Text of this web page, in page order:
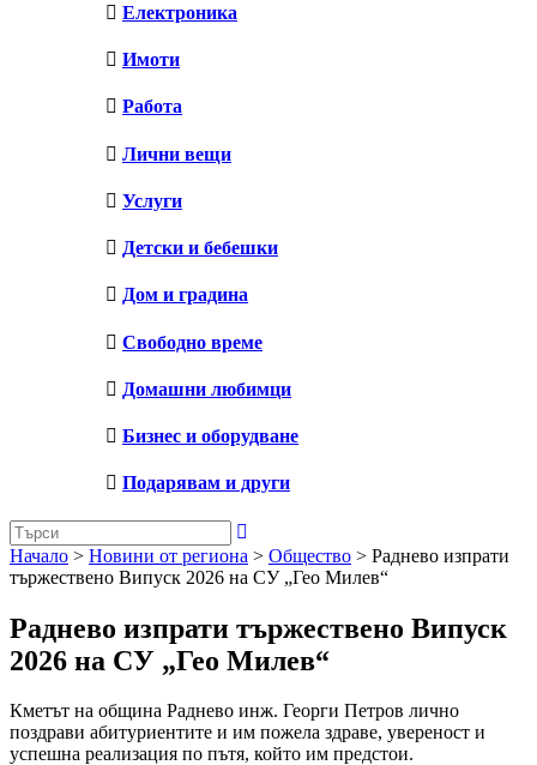
Електроника
Имоти
Работа
Лични вещи
Услуги
Детски и бебешки
Дом и градина
Свободно време
Домашни любимци
Бизнес и оборудване
Подарявам и други
Начало > Новини от региона > Общество > Раднево изпрати
тържествено Випуск 2026 на СУ „Гео Милев“
Раднево изпрати тържествено Випуск
2026 на СУ „Гео Милев“
Кметът на община Раднево инж. Георги Петров лично
поздрави абитуриентите и им пожела здраве, увереност и
успешна реализация по пътя, който им предстои.